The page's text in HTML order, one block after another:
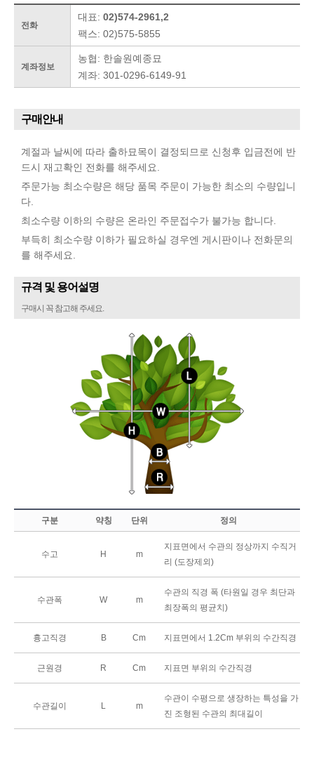
전화
대표: 02)574-2961,2
팩스: 02)575-5855
계좌정보
농협: 한솔원예종묘
계좌: 301-0296-6149-91
구매안내
계절과 날씨에 따라 출하묘목이 결정되므로 신청후 입금전에 반
드시 재고확인 전화를 해주세요.
주문가능 최소수량은 해당 품목 주문이 가능한 최소의 수량입니
다.
최소수량 이하의 수량은 온라인 주문접수가 불가능 합니다.
부득히 최소수량 이하가 필요하실 경우엔 게시판이나 전화문의
를 해주세요.
규격 및 용어설명
구매시 꼭 참고해 주세요.
구분 약칭 단위 정의
수고 H m
지표면에서 수관의 정상까지 수직거
리 (도장제외)
수관폭 W m
수관의 직경 폭 (타원일 경우 최단과
최장폭의 평균치)
흉고직경 B Cm 지표면에서 1.2Cm 부위의 수간직경
근원경 R Cm 지표면 부위의 수간직경
수관길이 L m
수관이 수평으로 생장하는 특성을 가
진 조형된 수관의 최대길이